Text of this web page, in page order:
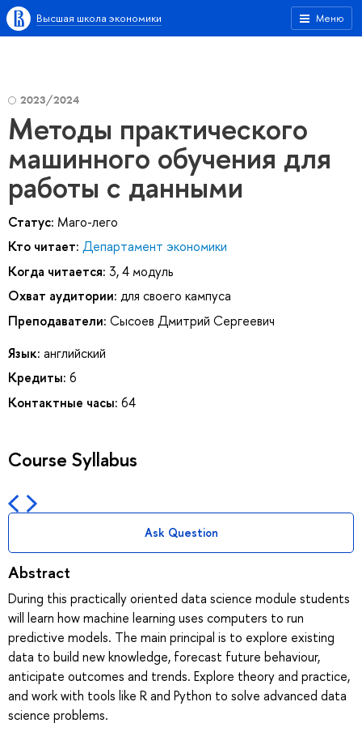
Меню
Высшая школа экономики
2023/2024
Методы практического
машинного обучения для
работы с данными
Статус: Маго-лего
Кто читает: Департамент экономики
Когда читается: 3, 4 модуль
Охват аудитории: для своего кампуса
Преподаватели: Сысоев Дмитрий Сергеевич
Язык: английский
Кредиты: 6
Контактные часы: 64
Course Syllabus
Ask Question
Abstract
During this practically oriented data science module students
will learn how machine learning uses computers to run
predictive models. The main principal is to explore existing
data to build new knowledge, forecast future behaviour,
anticipate outcomes and trends. Explore theory and practice,
and work with tools like R and Python to solve advanced data
science problems.